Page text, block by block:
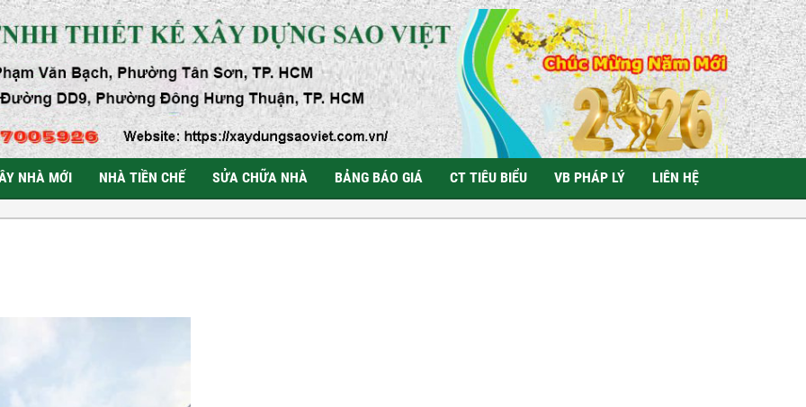
NHÀ MỚI NHÀ TIỀN CHẾ SỬA CHỮA NHÀ BẢNG BÁO GIÁ CT TIÊU BIỂU VB PHÁP LÝ LIÊN HỆ